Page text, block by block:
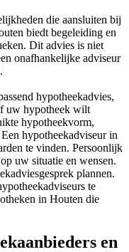
die aansluiten bij
biedt begeleiding en
Dit advies is niet
onafhankelijke adviseur
hypotheekadvies,
uw hypotheek wilt
hypotheekvorm,
hypotheekadviseur in
te vinden. Persoonlijk
uw situatie en wensen.
plannen.
te
in Houten die
en